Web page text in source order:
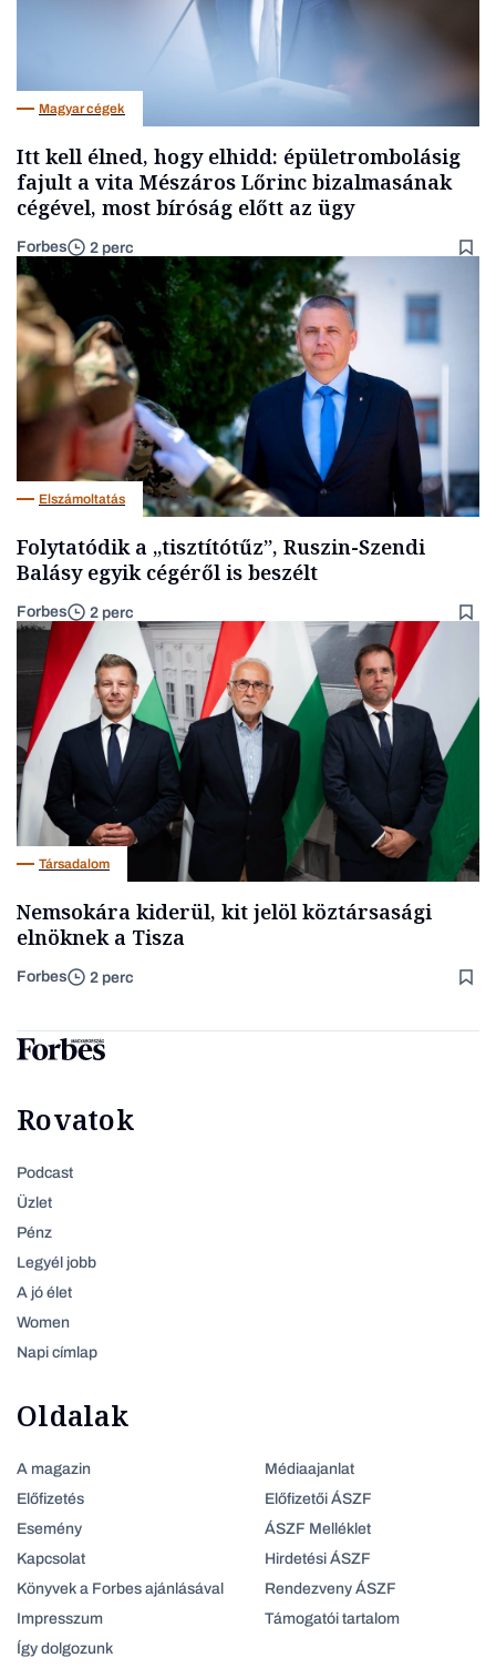
Magyar cégek
Itt kell élned, hogy elhidd: épületrombolásig
fajult a vita Mészáros Lőrinc bizalmasának
cégével, most bíróság előtt az ügy
Forbes 2 perc
Elszámoltatás
Folytatódik a „tisztítótűz”, Ruszin-Szendi
Balásy egyik cégéről is beszélt
Forbes 2 perc
Társadalom
Nemsokára kiderül, kit jelöl köztársasági
elnöknek a Tisza
Forbes 2 perc
Rovatok
Podcast
Üzlet
Pénz
Legyél jobb
A jó élet
Women
Napi címlap
Oldalak
A magazin
Előfizetés
Esemény
Kapcsolat
Könyvek a Forbes ajánlásával
Impresszum
Így dolgozunk
Médiaajanlat
Előfizetői ÁSZF
ÁSZF Melléklet
Hirdetési ÁSZF
Rendezveny ÁSZF
Támogatói tartalom